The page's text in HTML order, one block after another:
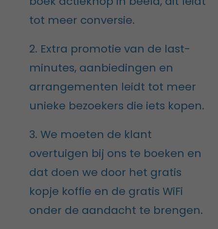
tot meer conversie.
2. Extra promotie van de last-
minutes, aanbiedingen en
arrangementen leidt tot meer
unieke bezoekers die iets kopen.
3. We moeten de klant
overtuigen bij ons te boeken en
dat doen we door het gratis
kopje koffie en de gratis WiFi
onder de aandacht te brengen.